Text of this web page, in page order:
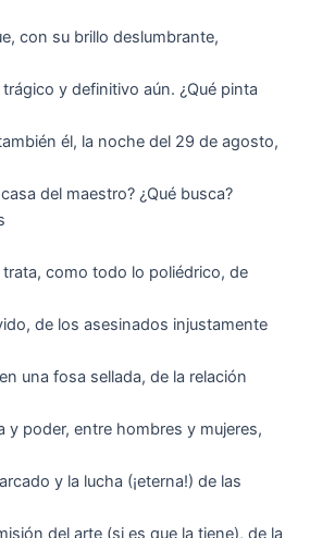
con su brillo deslumbrante,
y definitivo aún. ¿Qué pinta
él, la noche del 29 de agosto,
del maestro? ¿Qué busca?
trata, como todo lo poliédrico, de
de los asesinados injustamente
una fosa sellada, de la relación
y poder, entre hombres y mujeres,
y la lucha (¡eterna!) de las
del arte (si es que la tiene), de la